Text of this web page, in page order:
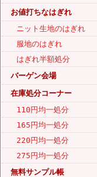
お値打ちなはぎれ
ニット生地のはぎれ
服地のはぎれ
はぎれ半額処分
バーゲン会場
在庫処分コーナー
110円均一処分
165円均一処分
220円均一処分
275円均一処分
無料サンプル帳